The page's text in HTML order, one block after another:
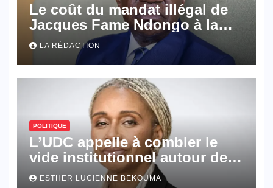
Le coût du mandat illégal de
Jacques Fame Ndongo à la
tête du Conseil
d’administration du CHU
LA RÉDACTION
POLITIQUE
L’UDC appelle à combler le
vide institutionnel autour de la
vice-présidence
ESTHER LUCIENNE BEKOUMA